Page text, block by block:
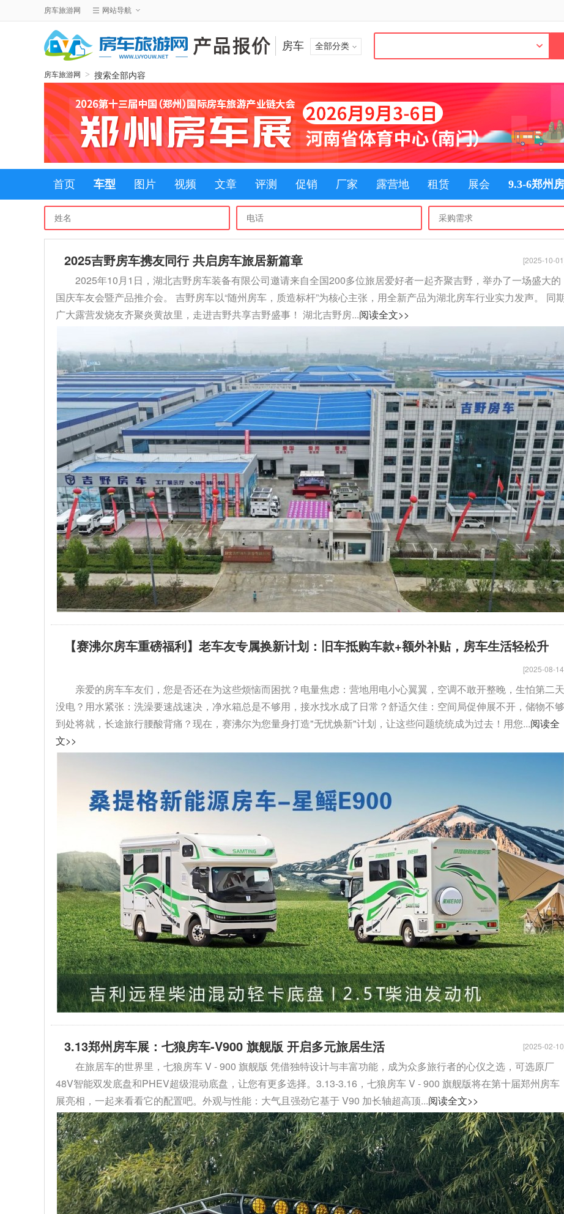
房车旅游网 网站导航
房车 全部分类
房车旅游网 > 搜索全部内容
首页 车型 图片 视频 文章 评测 促销 厂家 露营地 租赁 展会 9.3-6郑州
2025吉野房车携友同行 共启房车旅居新篇章 [2025-10-
2025年10月1日，湖北吉野房车装备有限公司邀请来自全国200多位旅居爱好者一起齐聚吉野，举办了一场盛大的
国庆车友会暨产品推介会。 吉野房车以“随州房车，质造标杆”为核心主张，用全新产品为湖北房车行业实力发声。 同
广大露营发烧友齐聚炎黄故里，走进吉野共享吉野盛事！ 湖北吉野房...阅读全文>>
【赛沸尔房车重磅福利】老车友专属换新计划：旧车抵购车款+额外补贴，房车生活轻松升
[2025-08-
亲爱的房车车友们，您是否还在为这些烦恼而困扰？电量焦虑：营地用电小心翼翼，空调不敢开整晚，生怕第二天
没电？用水紧张：洗澡要速战速决，净水箱总是不够用，接水找水成了日常？舒适欠佳：空间局促伸展不开，储物不够
到处将就，长途旅行腰酸背痛？现在，赛沸尔为您量身打造"无忧焕新"计划，让这些问题统统成为过去！用您...阅读全
文>>
3.13郑州房车展：七狼房车-V900 旗舰版 开启多元旅居生活 [2025-02-
在旅居车的世界里，七狼房车 V - 900 旗舰版 凭借独特设计与丰富功能，成为众多旅行者的心仪之选，可选原厂
48V智能双发底盘和PHEV超级混动底盘，让您有更多选择。3.13-3.16，七狼房车 V - 900 旗舰版将在第十届郑州房车
展亮相，一起来看看它的配置吧。外观与性能：大气且强劲它基于 V90 加长轴超高顶...阅读全文>>